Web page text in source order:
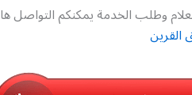
وطلب الخدمة يمكنكم التواصل
القرين